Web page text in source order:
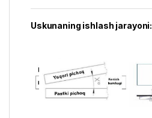
Uskunaning ishlash jarayoni: